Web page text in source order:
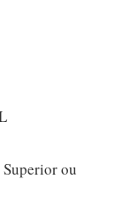
Superior ou